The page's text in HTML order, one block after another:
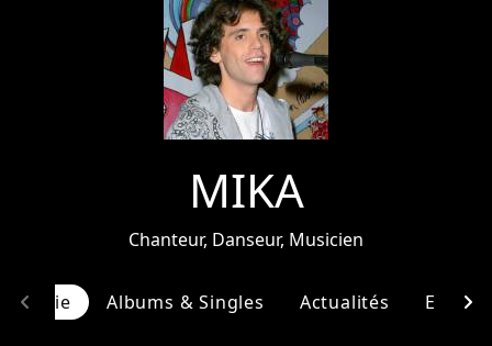
MIKA
Chanteur, Danseur, Musicien
Albums & Singles Actualités
chevron_left chevron_right